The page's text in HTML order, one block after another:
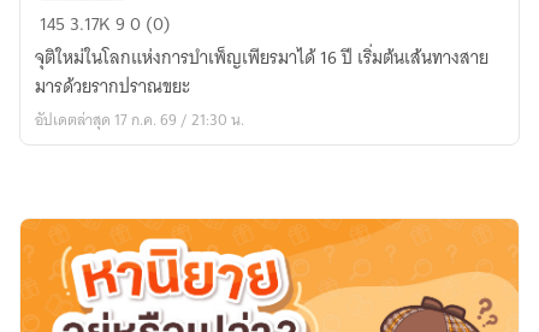
มรรคา
มาร
หวน
คืน
:
ด้วย
ราก
ปราณ
ขยะ
145 3.17K90 (0)
จุติใหม่ในโลกแห่งการบำเพ็ญเพียรมาได้ 16 ปี เริ่มต้นเส้นทางสาย
มารด้วยรากปราณขยะ
อัปเดตล่าสุด 17 ก.ค. 69 / 21:30 น.